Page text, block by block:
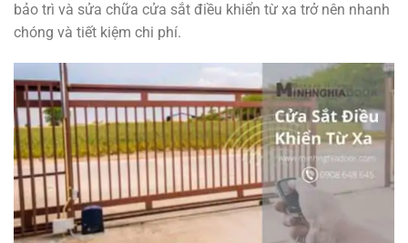
bảo trì và sửa chữa cửa sắt điều khiển từ xa trở nên nhanh
chóng và tiết kiệm chi phí.